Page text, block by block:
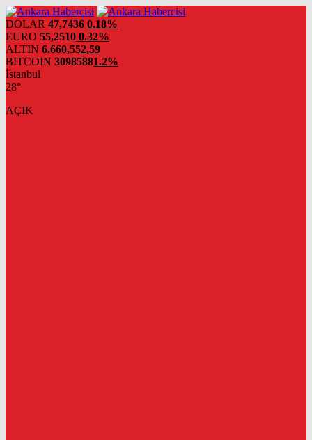
DOLAR 47,7436 0.18%
EURO 55,2510 0.32%
ALTIN 6.660,552,59
BITCOIN 30985881.2%
İstanbul
28°
AÇIK